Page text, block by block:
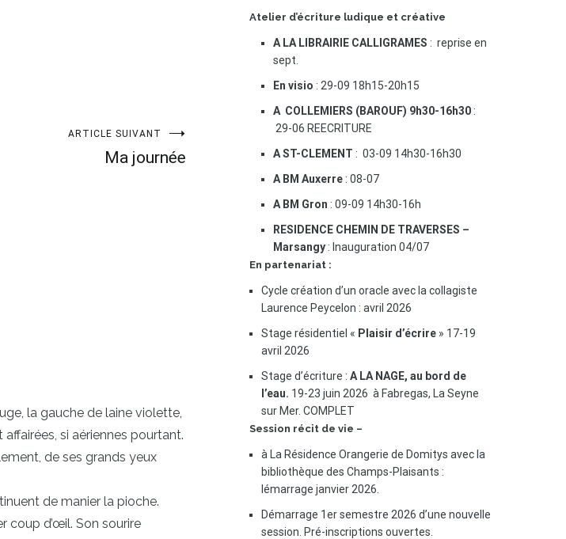
ARTICLE SUIVANT
Ma journée
la gauche de laine violette,
si aériennes pourtant.
de ses grands yeux
de manier la pioche.
coup d’œil. Son sourire
Atelier d’écriture ludique et créative
A LA LIBRAIRIE CALLIGRAMES : reprise en
sept.
En visio : 29-09 18h15-20h15
A COLLEMIERS (BAROUF) 9h30-16h30 :
29-06 REECRITURE
A ST-CLEMENT : 03-09 14h30-16h30
A BM Auxerre : 08-07
A BM Gron : 09-09 14h30-16h
RESIDENCE CHEMIN DE TRAVERSES –
Marsangy : Inauguration 04/07
En partenariat :
Cycle création d’un oracle avec la collagiste
Laurence Peycelon : avril 2026
Stage résidentiel « Plaisir d’écrire » 17-19
avril 2026
Stage d’écriture : A LA NAGE, au bord de
l’eau. 19-23 juin 2026 à Fabregas, La Seyne
sur Mer. COMPLET
Session récit de vie –
à La Résidence Orangerie de Domitys avec la
bibliothèque des Champs-Plaisants :
lémarrage janvier 2026.
Démarrage 1er semestre 2026 d’une nouvelle
session. Pré-inscriptions ouvertes.